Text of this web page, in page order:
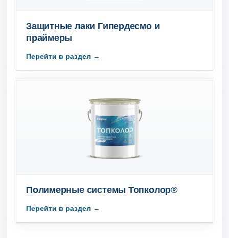
Защитные лаки Гипердесмо и
праймеры
Полимерные cистемы Топколор®